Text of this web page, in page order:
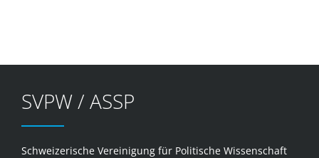
SVPW / ASSP
Schweizerische Vereinigung für Politische Wissenschaft